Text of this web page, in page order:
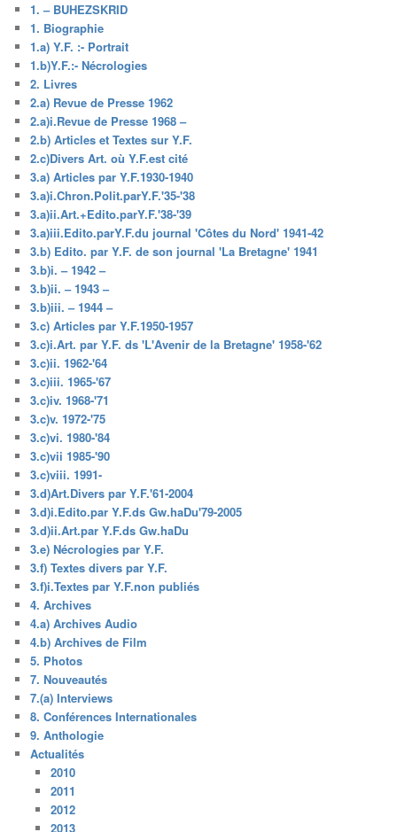
1. – BUHEZSKRID
1. Biographie
1.a) Y.F. :- Portrait
1.b)Y.F.:- Nécrologies
2. Livres
2.a) Revue de Presse 1962
2.a)i.Revue de Presse 1968 –
2.b) Articles et Textes sur Y.F.
2.c)Divers Art. où Y.F.est cité
3.a) Articles par Y.F.1930-1940
3.a)i.Chron.Polit.parY.F.'35-'38
3.a)ii.Art.+Edito.parY.F.'38-'39
3.a)iii.Edito.parY.F.du journal 'Côtes du Nord' 1941-42
3.b) Edito. par Y.F. de son journal 'La Bretagne' 1941
3.b)i. – 1942 –
3.b)ii. – 1943 –
3.b)iii. – 1944 –
3.c) Articles par Y.F.1950-1957
3.c)i.Art. par Y.F. ds 'L'Avenir de la Bretagne' 1958-'62
3.c)ii. 1962-'64
3.c)iii. 1965-'67
3.c)iv. 1968-'71
3.c)v. 1972-'75
3.c)vi. 1980-'84
3.c)vii 1985-'90
3.c)viii. 1991-
3.d)Art.Divers par Y.F.'61-2004
3.d)i.Edito.par Y.F.ds Gw.haDu'79-2005
3.d)ii.Art.par Y.F.ds Gw.haDu
3.e) Nécrologies par Y.F.
3.f) Textes divers par Y.F.
3.f)i.Textes par Y.F.non publiés
4. Archives
4.a) Archives Audio
4.b) Archives de Film
5. Photos
7. Nouveautés
7.(a) Interviews
8. Conférences Internationales
9. Anthologie
Actualités
2010
2011
2012
2013